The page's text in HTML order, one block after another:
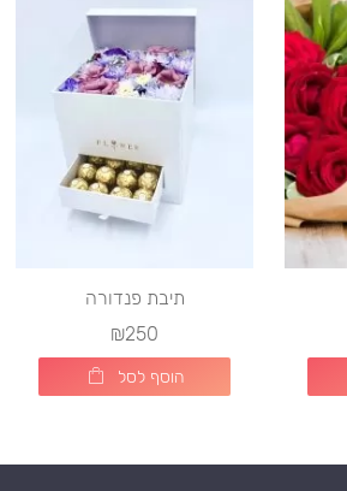
תיבת פנדורה
₪250
הוסף לסל